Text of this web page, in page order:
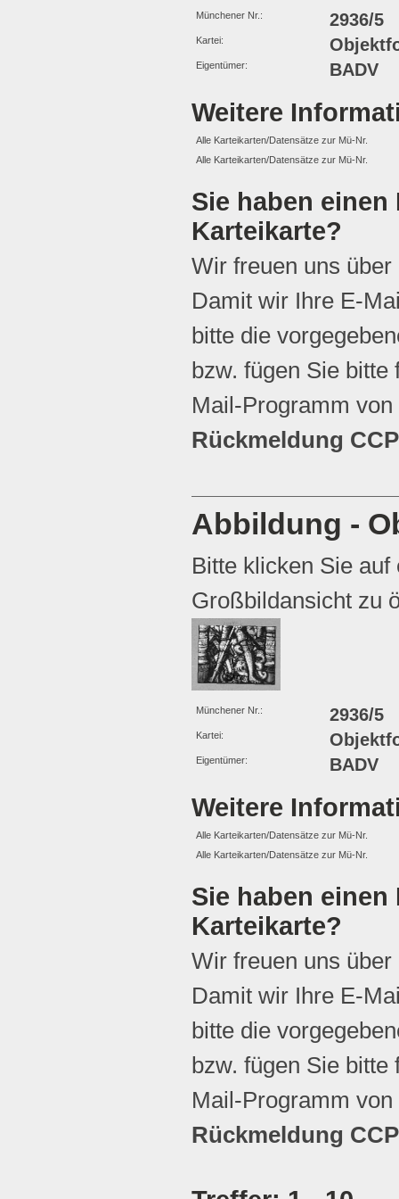
Münchener Nr.: 2936/5
Kartei:
Eigentümer: BADV
Weitere
Alle Karteikarten/Datensätze zur Mü-Nr.
Alle Karteikarten/Datensätze zur Mü-Nr.
Sie haben
Karteikarte?
Wir freuen uns
Damit wir Ihre E-
bitte die
bzw. fügen Sie
Mail-Programm
Rückmeldung
Abbildung -
Bitte klicken Sie
Großbildansicht zu
Münchener Nr.: 2936/5
Kartei:
Eigentümer: BADV
Weitere
Alle Karteikarten/Datensätze zur Mü-Nr.
Alle Karteikarten/Datensätze zur Mü-Nr.
Sie haben
Karteikarte?
Wir freuen uns
Damit wir Ihre E-
bitte die
bzw. fügen Sie
Mail-Programm
Rückmeldung